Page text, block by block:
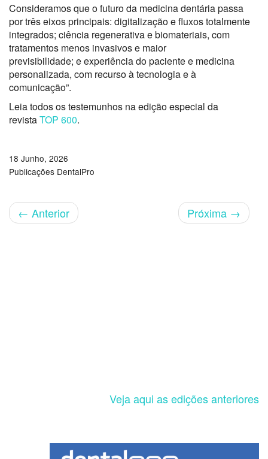
Consideramos que o futuro da medicina dentária passa
por três eixos principais: digitalização e fluxos totalmente
integrados; ciência regenerativa e biomateriais, com
tratamentos menos invasivos e maior
previsibilidade; eexperiência do paciente e medicina
personalizada, com recurso à tecnologia e à
comunicação”.
Leia todos os testemunhos na edição especial da
revistaTOP 600.
18 Junho, 2026
Publicações DentalPro
← Anterior Próxima →
Veja aqui as edições anteriores